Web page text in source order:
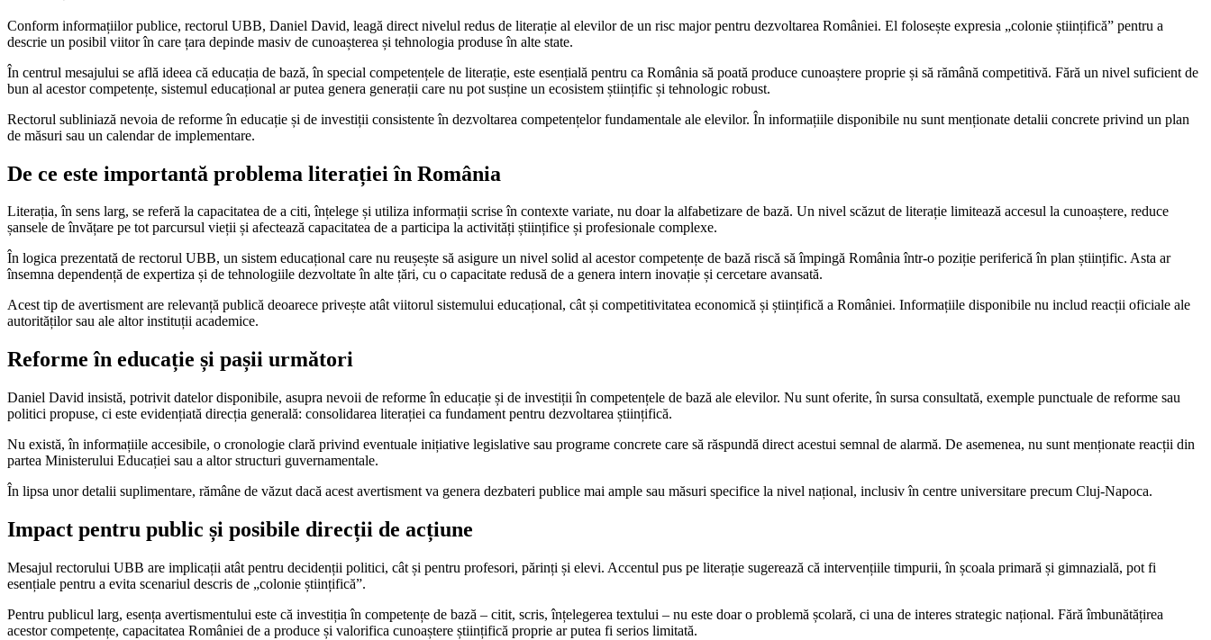
Conform informațiilor publice, rectorul UBB, Daniel David, leagă direct nivelul redus de literație al elevilor de un risc major pentru dezvoltarea României. El folosește expresia „colonie științifică” pentru a
descrie un posibil viitor în care țara depinde masiv de cunoașterea și tehnologia produse în alte state.
În centrul mesajului se află ideea că educația de bază, în special competențele de literație, este esențială pentru ca România să poată produce cunoaștere proprie și să rămână competitivă. Fără un nivel suficient de
bun al acestor competențe, sistemul educațional ar putea genera generații care nu pot susține un ecosistem științific și tehnologic robust.
Rectorul subliniază nevoia de reforme în educație și de investiții consistente în dezvoltarea competențelor fundamentale ale elevilor. În informațiile disponibile nu sunt menționate detalii concrete privind un plan
de măsuri sau un calendar de implementare.
De ce este importantă problema literației în România
Literația, în sens larg, se referă la capacitatea de a citi, înțelege și utiliza informații scrise în contexte variate, nu doar la alfabetizare de bază. Un nivel scăzut de literație limitează accesul la cunoaștere, reduce
șansele de învățare pe tot parcursul vieții și afectează capacitatea de a participa la activități științifice și profesionale complexe.
În logica prezentată de rectorul UBB, un sistem educațional care nu reușește să asigure un nivel solid al acestor competențe de bază riscă să împingă România într-o poziție periferică în plan științific. Asta ar
însemna dependență de expertiza și de tehnologiile dezvoltate în alte țări, cu o capacitate redusă de a genera intern inovație și cercetare avansată.
Acest tip de avertisment are relevanță publică deoarece privește atât viitorul sistemului educațional, cât și competitivitatea economică și științifică a României. Informațiile disponibile nu includ reacții oficiale ale
autorităților sau ale altor instituții academice.
Reforme în educație și pașii următori
Daniel David insistă, potrivit datelor disponibile, asupra nevoii de reforme în educație și de investiții în competențele de bază ale elevilor. Nu sunt oferite, în sursa consultată, exemple punctuale de reforme sau
politici propuse, ci este evidențiată direcția generală: consolidarea literației ca fundament pentru dezvoltarea științifică.
Nu există, în informațiile accesibile, o cronologie clară privind eventuale inițiative legislative sau programe concrete care să răspundă direct acestui semnal de alarmă. De asemenea, nu sunt menționate reacții din
partea Ministerului Educației sau a altor structuri guvernamentale.
În lipsa unor detalii suplimentare, rămâne de văzut dacă acest avertisment va genera dezbateri publice mai ample sau măsuri specifice la nivel național, inclusiv în centre universitare precum Cluj-Napoca.
Impact pentru public și posibile direcții de acțiune
Mesajul rectorului UBB are implicații atât pentru decidenții politici, cât și pentru profesori, părinți și elevi. Accentul pus pe literație sugerează că intervențiile timpurii, în școala primară și gimnazială, pot fi
esențiale pentru a evita scenariul descris de „colonie științifică”.
Pentru publicul larg, esența avertismentului este că investiția în competențe de bază – citit, scris, înțelegerea textului – nu este doar o problemă școlară, ci una de interes strategic național. Fără îmbunătățirea
acestor competențe, capacitatea României de a produce și valorifica cunoaștere științifică proprie ar putea fi serios limitată.